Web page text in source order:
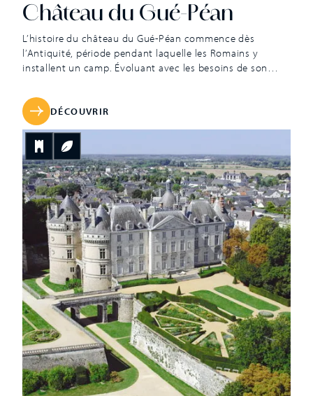
Château du Gué-Péan
L’histoire du château du Gué-Péan commence dès
l’Antiquité, période pendant laquelle les Romains y
installent un camp. Évoluant avec les besoins de son
transformé en logis seigneurial. Pourtant, il ne prend
véritablement essor qu’au moment de la Renaissance
avec l’arrivée à sa propriété de la famille Alaman. […]
DÉCOUVRIR